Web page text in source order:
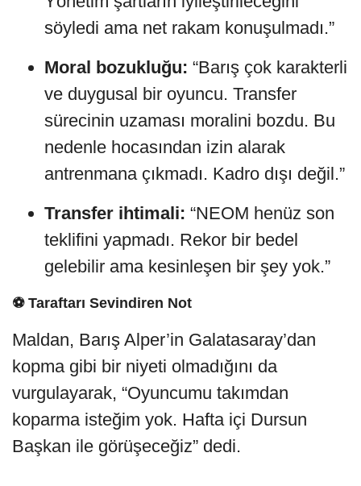
söyledi ama net rakam konuşulmadı.”
Moral bozukluğu: “Barış çok karakterli
ve duygusal bir oyuncu. Transfer
sürecinin uzaması moralini bozdu. Bu
nedenle hocasından izin alarak
antrenmana çıkmadı. Kadro dışı değil.”
Transfer ihtimali: “NEOM henüz son
teklifini yapmadı. Rekor bir bedel
gelebilir ama kesinleşen bir şey yok.”
⚽ Taraftarı Sevindiren Not
Maldan, Barış Alper’in Galatasaray’dan
kopma gibi bir niyeti olmadığını da
vurgulayarak, “Oyuncumu takımdan
koparma isteğim yok. Hafta içi Dursun
Başkan ile görüşeceğiz” dedi.